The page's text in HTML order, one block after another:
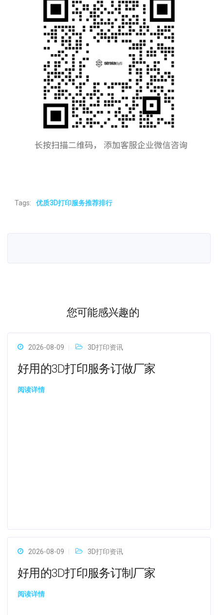
Tags: 优质3D打印服务推荐排行
您可能感兴趣的
2026-08-09 3D打印资讯
好用的3D打印服务订做厂家
阅读详情
2026-08-09 3D打印资讯
好用的3D打印服务订制厂家
阅读详情